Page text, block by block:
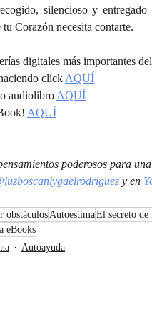
silencioso y
Corazón necesita contarte.
digitales más importantes
click AQUÍ
audiolibro AQUÍ
AQUÍ
poderosos para
y en
obstáculosAutoestimaEl secreto
eBooks
Autoayuda